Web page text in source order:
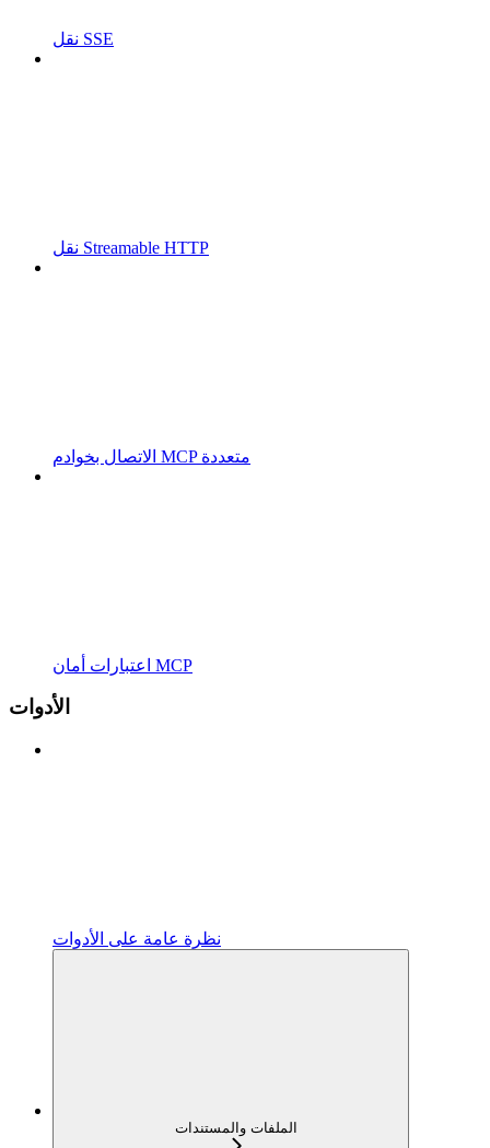
نقل SSE
نقل Streamable HTTP
الاتصال بخوادم MCP متعددة
اعتبارات أمان MCP
الأدوات
نظرة عامة على الأدوات
الملفات والمستندات